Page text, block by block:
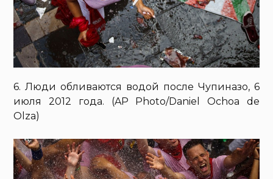
6. Люди обливаются водой после Чупиназо, 6
июля 2012 года. (AP Photo/Daniel Ochoa de
Olza)